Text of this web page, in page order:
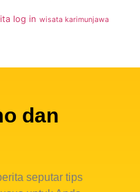
log in wisata karimunjawa
dan
seputar tips